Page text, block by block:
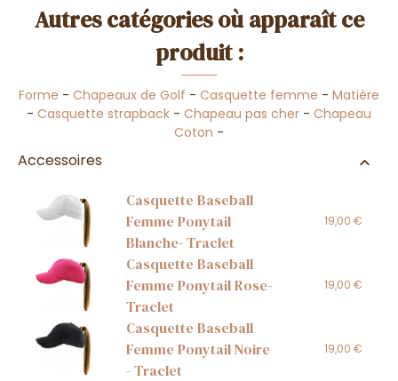
Autres catégories où apparaît ce
produit :
Forme - Chapeaux de Golf - Casquette femme - Matière
- Casquette strapback - Chapeau pas cher - Chapeau
Coton -
Accessoires
Casquette Baseball
Femme Ponytail
Blanche- Traclet
19,00 €
Casquette Baseball
Femme Ponytail Rose-
Traclet
19,00 €
Casquette Baseball
Femme Ponytail Noire
- Traclet
19,00 €